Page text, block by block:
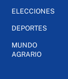
ELECCIONES
DEPORTES
MUNDO
AGRARIO